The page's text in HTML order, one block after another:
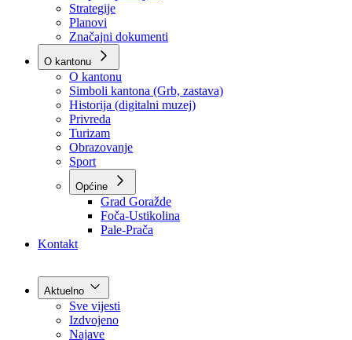
Poslovnik
Program rada Vlade
Ekspoze premijera
Strategije
Planovi
Značajni dokumenti
O kantonu
O kantonu
Simboli kantona (Grb, zastava)
Historija (digitalni muzej)
Privreda
Turizam
Obrazovanje
Sport
Općine
Kontakt
Aktuelno